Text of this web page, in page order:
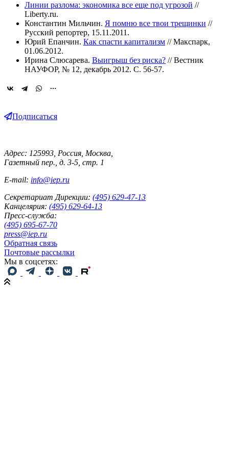
Линии разлома: экономика все еще под угрозой //
Liberty.ru.
Константин Мильчин. Я помню все твои трещинки //
Русский репортер, 15.11.2011.
Юрий Епанчин. Как спасти капитализм // Макспарк,
01.06.2012.
Ирина Слюсарева. Выигрыш без риска? // Вестник
НАУФОР, № 12, декабрь 2012. С. 56-57.
Подписаться
Адрес: 125993, Россия, Москва,
Газетный пер., д. 3-5, стр. 1
E-mail: info@iep.ru
Секретариат Дирекции: (495) 629-47-13
Канцелярия: (495) 629-64-13
Пресс-служба:
(495) 695-67-70
press@iep.ru
Обратная связь
Почтовые рассылки
Мы в соцсетях: